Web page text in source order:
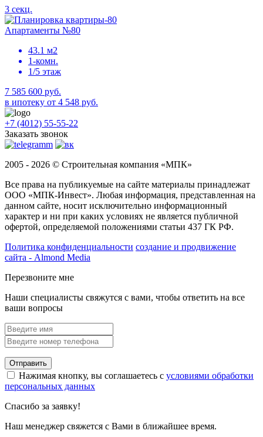
3 секц.
Апартаменты №80
43.1 м2
1-комн.
1/5 этаж
7 585 600 руб.
в ипотеку от 4 548 руб.
+7 (4012) 55-55-22
Заказать звонок
2005 - 2026 © Строительная компания «МПК»
Все права на публикуемые на сайте материалы принадлежат
ООО «МПК-Инвест». Любая информация, представленная на
данном сайте, носит исключительно информационный
характер и ни при каких условиях не является публичной
офертой, определяемой положениями статьи 437 ГК РФ.
Политика конфиденциальности создание и продвижение
сайта - Almond Media
Перезвоните мне
Наши специалисты свяжутся с вами, чтобы ответить на все
ваши вопросы
Отправить
Нажимая кнопку, вы соглашаетесь с условиями обработки
персональных данных
Спасибо за заявку!
Наш менеджер свяжется с Вами в ближайшее время.